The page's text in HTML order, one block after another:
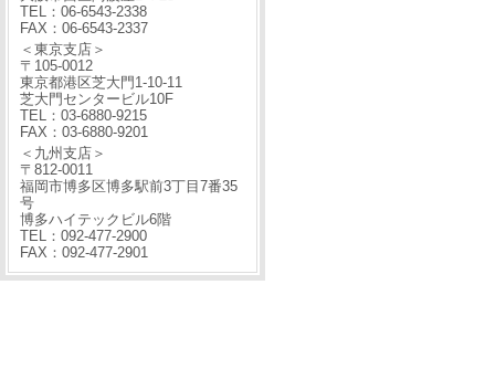
TEL：06-6543-2338
FAX：06-6543-2337
＜東京支店＞
〒105-0012
東京都港区芝大門1-10-11
芝大門センタービル10F
TEL：03-6880-9215
FAX：03-6880-9201
＜九州支店＞
〒812-0011
福岡市博多区博多駅前3丁目7番35
号
博多ハイテックビル6階
TEL：092-477-2900
FAX：092-477-2901